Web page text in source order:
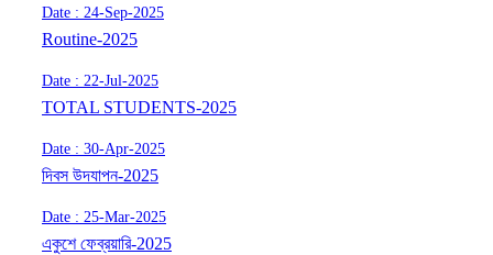
Date : 24-Sep-2025
Routine-2025
Date : 22-Jul-2025
TOTAL STUDENTS-2025
Date : 30-Apr-2025
দিবস উদযাপন-2025
Date : 25-Mar-2025
একুশে ফেব্রয়ারি-2025